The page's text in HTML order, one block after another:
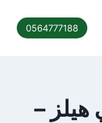
0564777188
–